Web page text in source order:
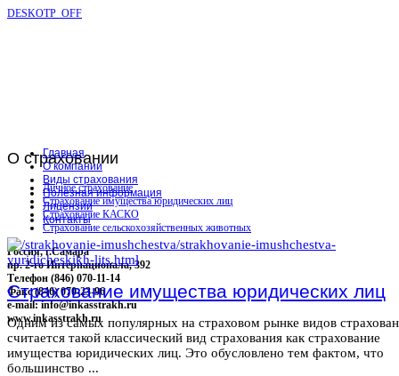
DESKOTP_OFF
О страховании
Личное страхование
Страхование имущества юридических лиц
Страхование КАСКО
Страхование сельскохозяйственных животных
Россия, г.Самара
пр. 2-го Интернационала, 392
Телефон (846) 070-11-14
Факс (846) 070-23-96
e-mail: info@inkasstrakh.ru
www.inkasstrakh.ru
Главная
О компании
Виды страхования
Полезная информация
Лицензии
Контакты
Страхование имущества юридических лиц
Одним из самых популярных на страховом рынке видов
считается такой классический вид страхования как страхование
имущества юридических лиц. Это обусловлено тем фактом, что
большинство ...